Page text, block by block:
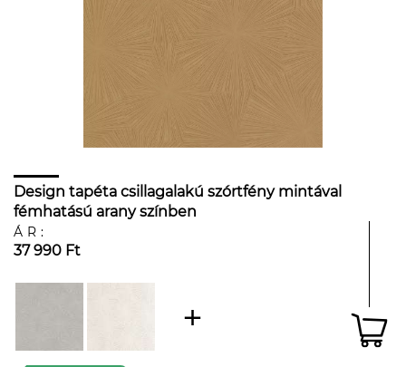
Design tapéta csillagalakú szórtfény mintával
fémhatású arany színben
ÁR:
37 990 Ft